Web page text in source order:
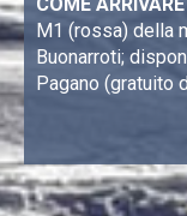
M1 (rossa) della
Buonarroti;
Pagano (gratuito